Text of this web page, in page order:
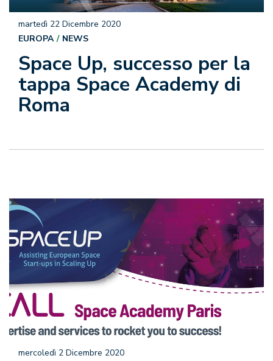
Space Up, successo per la
tappa Space Academy di
Roma
martedì 22 Dicembre 2020
EUROPA
NEWS
mercoledì 2 Dicembre 2020